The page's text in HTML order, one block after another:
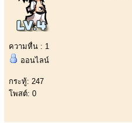
ความหื่น : 1
ออนไลน์
กระทู้: 247
โพสต์: 0